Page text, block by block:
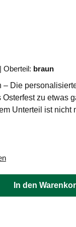
| Oberteil: braun
– Die
zu etwas
Unterteil ist nicht
– dieser
Highlight: Mix
selbst zum
und das
In den